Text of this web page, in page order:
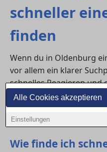
Alle Cookies akzeptieren
Einstellungen
schneller
finden
Wenn du in Oldenburg
vor allem ein klarer
schnelles Reagieren und
Kontakt und
suchnah formuliert und
Antworten.
Wie finde ich